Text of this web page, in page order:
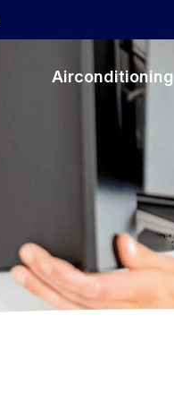
Airconditioning